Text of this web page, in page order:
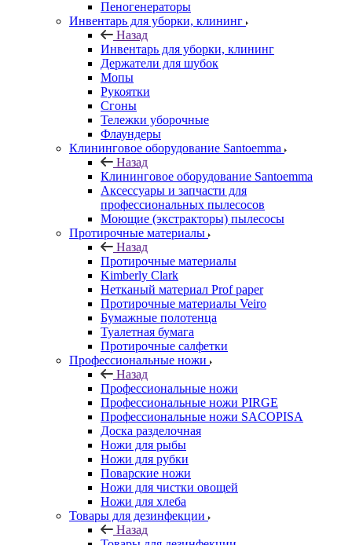
Пеногенераторы
Инвентарь для уборки, клининг
Назад
Инвентарь для уборки, клининг
Держатели для шубок
Мопы
Рукоятки
Сгоны
Тележки уборочные
Флаундеры
Клининговое оборудование Santoemma
Назад
Клининговое оборудование Santoemma
Аксессуары и запчасти для
профессиональных пылесосов
Моющие (экстракторы) пылесосы
Протирочные материалы
Назад
Протирочные материалы
Kimberly Clark
Нетканый материал Prof paper
Протирочные материалы Veiro
Бумажные полотенца
Туалетная бумага
Протирочные салфетки
Профессиональные ножи
Назад
Профессиональные ножи
Профессиональные ножи PIRGE
Профессиональные ножи SACOPISA
Доска разделочная
Ножи для рыбы
Ножи для рубки
Поварские ножи
Ножи для чистки овощей
Ножи для хлеба
Товары для дезинфекции
Назад